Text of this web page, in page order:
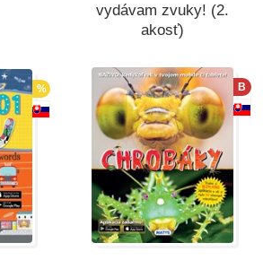
vydávam zvuky! (2.
akosť)
% B